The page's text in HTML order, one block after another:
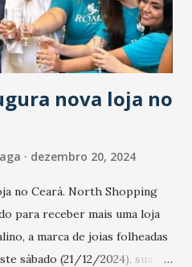
no Rio de Janeiro,
de exames médicos.
nova loja no
dezembro 20, 2024
no Ceará. North Shopping
para receber mais uma loja
a marca de joias folheadas
sábado (21/12/2024), sua